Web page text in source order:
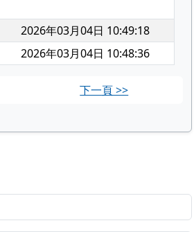
2026年03月04日 10:49:18
2026年03月04日 10:48:36
下一頁 >>